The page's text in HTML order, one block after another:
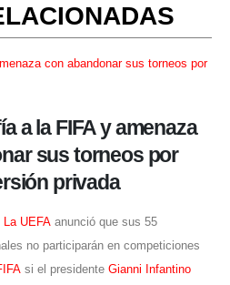
a la FIFA y amenaza
sus torneos por
privada
La UEFA anunció que sus 55
no participarán en competiciones
si el presidente Gianni Infantino